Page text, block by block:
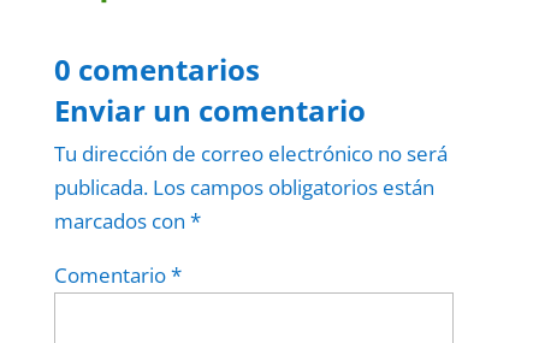
0 comentarios
Enviar un comentario
Tu dirección de correo electrónico no será
publicada. Los campos obligatorios están
marcados con *
Comentario*